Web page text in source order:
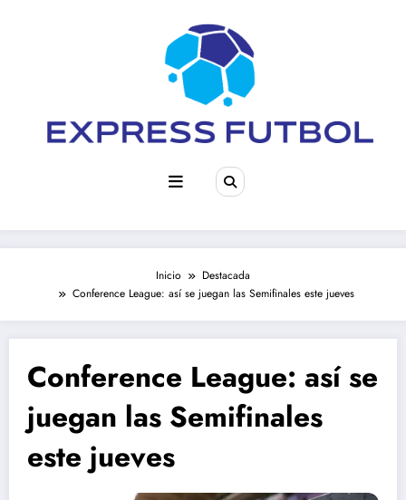
Inicio
Destacada
Conference League: así se juegan las Semifinales este jueves
Conference League: así se
juegan las Semifinales
este jueves